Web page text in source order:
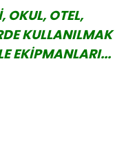
OKUL, OTEL,
KULLANILMAK
EKİPMANLARI...